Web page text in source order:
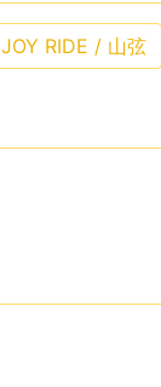
JOY RIDE / 山弦